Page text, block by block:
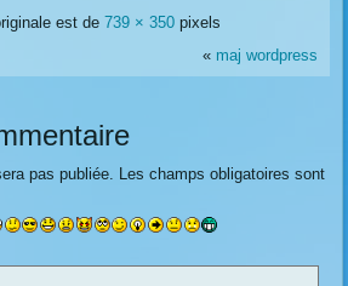
est de 739 × 350pixels
« maj wordpress
pas publiée. Les champs obligatoires sont